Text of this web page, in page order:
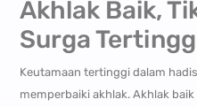
Akhlak Baik,
Surga
Keutamaan tertinggi dalam
memperbaiki akhlak. Akhlak